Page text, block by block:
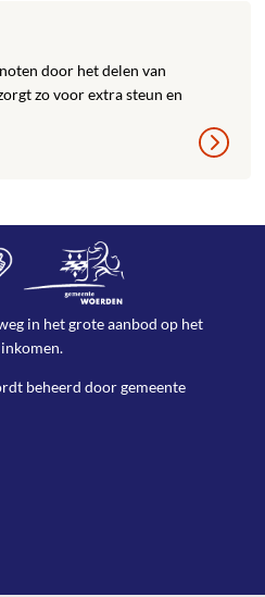
door het delen van
zo voor extra steun en
in het grote aanbod op het
beheerd doorgemeente